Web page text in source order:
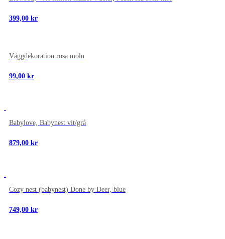
399,00 kr
Väggdekoration rosa moln
99,00 kr
Babylove, Babynest vit/grå
879,00 kr
Cozy nest (babynest) Done by Deer, blue
749,00 kr